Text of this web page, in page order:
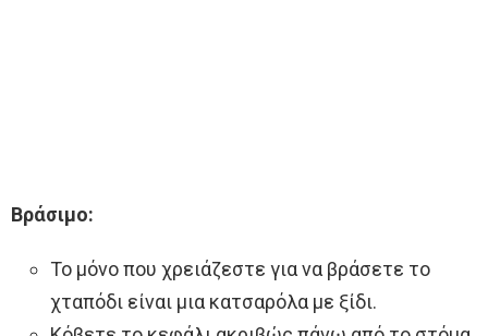
Βράσιμο:
Το μόνο που χρειάζεστε για να βράσετε το
χταπόδι είναι μια κατσαρόλα με ξίδι.